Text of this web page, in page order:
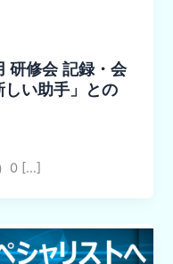
研修会 記録・会
い助手」との
0 […]